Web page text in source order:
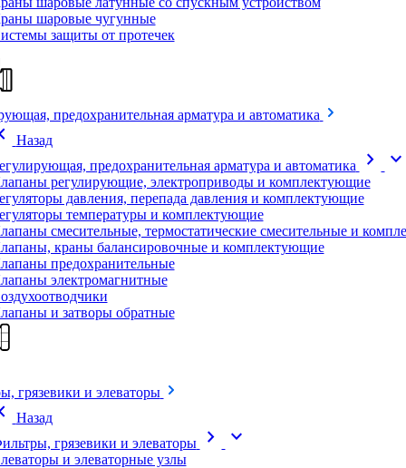
шаровые чугунные
защиты от протечек
предохранительная арматура и автоматика
Назад
предохранительная арматура и автоматика
chevron_right expand_more
регулирующие, электроприводы и комплектующие
давления, перепада давления и комплектующие
температуры и комплектующие
смесительные, термостатические смесительные и
краны балансировочные и комплектующие
предохранительные
электромагнитные
и затворы обратные
грязевики и элеваторы
Назад
грязевики и элеваторы
chevron_right expand_more
и элеваторные узлы